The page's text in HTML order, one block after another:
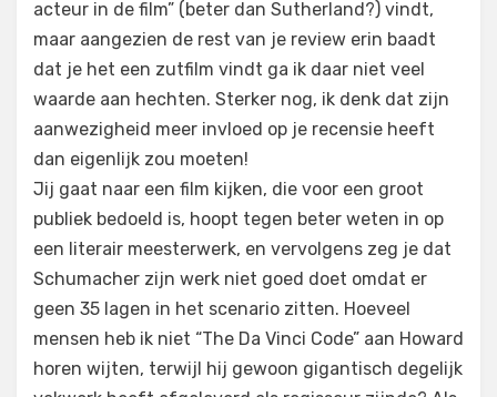
acteur in de film” (beter dan Sutherland?) vindt,
maar aangezien de rest van je review erin baadt
dat je het een zutfilm vindt ga ik daar niet veel
waarde aan hechten. Sterker nog, ik denk dat zijn
aanwezigheid meer invloed op je recensie heeft
dan eigenlijk zou moeten!
Jij gaat naar een film kijken, die voor een groot
publiek bedoeld is, hoopt tegen beter weten in op
een literair meesterwerk, en vervolgens zeg je dat
Schumacher zijn werk niet goed doet omdat er
geen 35 lagen in het scenario zitten. Hoeveel
mensen heb ik niet “The Da Vinci Code” aan Howard
horen wijten, terwijl hij gewoon gigantisch degelijk